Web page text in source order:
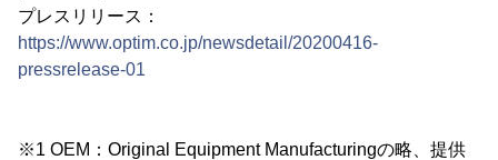
プレスリリース：
https://www.optim.co.jp/newsdetail/20200416-
pressrelease-01
※1 OEM：Original Equipment Manufacturingの略、提供